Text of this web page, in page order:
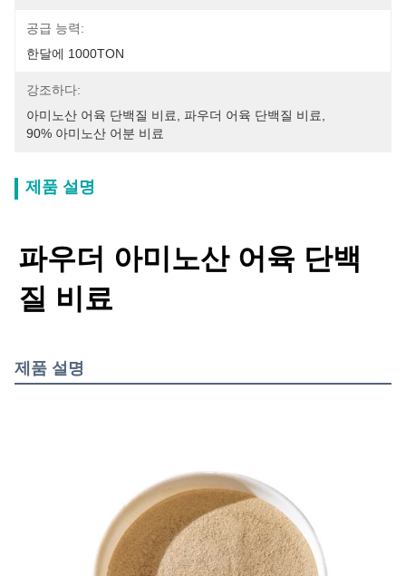
공급 능력:
한달에 1000TON
강조하다:
아미노산 어육 단백질 비료
파우더 어육 단백질 비료
90% 아미노산 어분 비료
제품 설명
파우더 아미노산 어육 단백
질 비료
제품 설명